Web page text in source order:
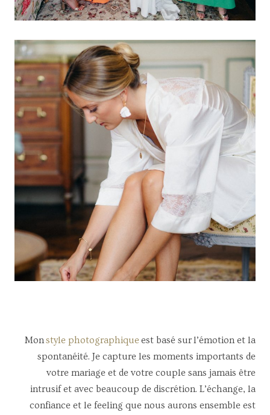
Monstyle photographiqueest basé sur l’émotion et la
spontanéité. Je capture les moments importants de
votre mariage et de votre couple sans jamais être
intrusif et avec beaucoup de discrétion. L’échange, la
confiance et le feeling que nous aurons ensemble est